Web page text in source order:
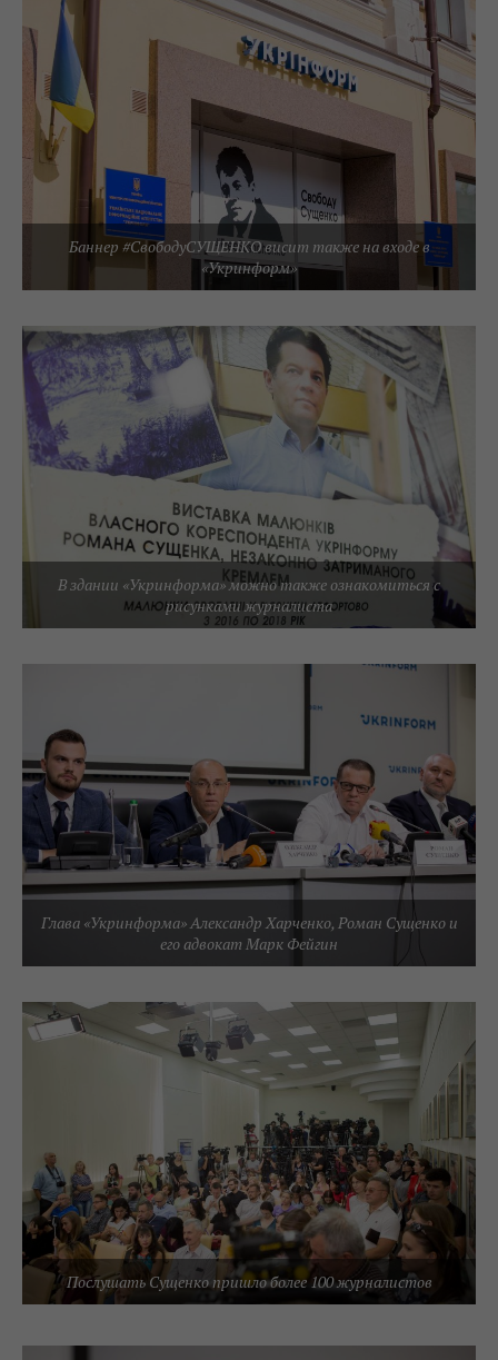
Баннер #СвободуСУЩЕНКО висит также на входе в
«Укринформ»
В здании «Укринформа» можно также ознакомиться с
рисунками журналиста
Глава «Укринформа» Александр Харченко, Роман Сущенко и
его адвокат Марк Фейгин
Послушать Сущенко пришло более 100 журналистов